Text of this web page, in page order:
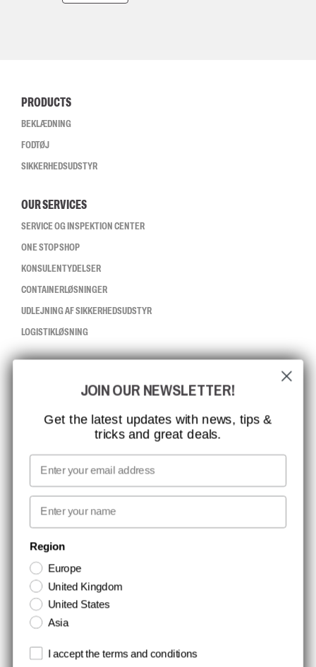
PRODUCTS
BEKLÆDNING
FODTØJ
SIKKERHEDSUDSTYR
OUR SERVICES
SERVICE OG INSPEKTION CENTER
ONE STOP SHOP
KONSULENTYDELSER
CONTAINERLØSNINGER
UDLEJNING AF SIKKERHEDSUDSTYR
LOGISTIKLØSNING
ISO-CERTIFICERING
GLOBAL RÆKKEVIDDE
MISSION, VISION OG VÆRDIER
KONTAKT
MEDIA
NYHEDSBREV TILMELDING
Hold dig opdateret med gode tilbud og produktnyheder. Din e-mail
opbevares sikkert og du kan til enhver tid
JOIN OUR NEWSLETTER!
Get the latest updates with news, tips &
tricks and great deals.
Email
First name
Region
Europe
United Kingdom
United States
Asia
Terms and conditions
I accept the terms and conditions